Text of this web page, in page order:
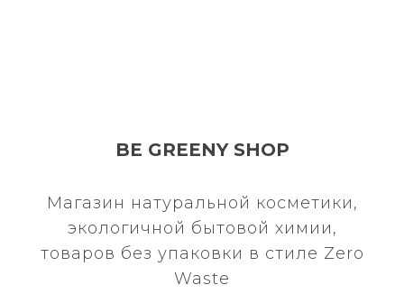
BE GREENY SHOP
Магазин натуральной косметики,
экологичной бытовой химии,
товаров без упаковки в стиле Zero
Waste